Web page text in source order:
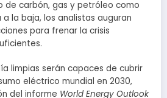
de carbón, gas y petróleo como
la baja, los analistas auguran
para frenar la crisis
limpias serán capaces de cubrir
eléctrico mundial en 2030,
del informe World Energy Outlook